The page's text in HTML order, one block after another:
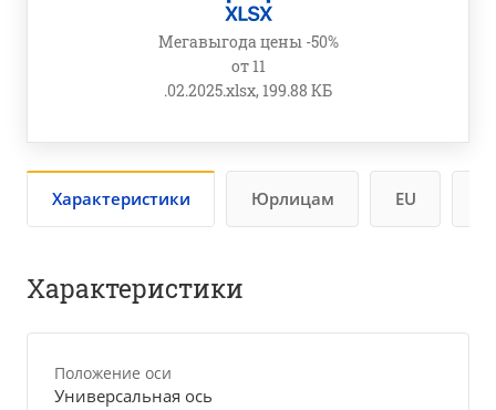
Мегавыгода цены -50%
от 11
.02.2025.xlsx, 199.88 КБ
Характеристики Юрлицам EU
Характеристики
Положение оси
Универсальная ось